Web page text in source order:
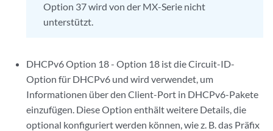
Option 37 wird von der MX-Serie nicht
unterstützt.
DHCPv6 Option 18 - Option 18 ist die Circuit-ID-
Option für DHCPv6 und wird verwendet, um
Informationen über den Client-Port in DHCPv6-Pakete
einzufügen. Diese Option enthält weitere Details, die
optional konfiguriert werden können, wie z. B. das Präfix